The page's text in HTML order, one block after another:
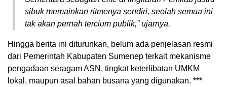
sibuk memainkan ritmenya sendiri, seolah semua ini
tak akan pernah tercium publik,” ujarnya.
Hingga berita ini diturunkan, belum ada penjelasan resmi
dari Pemerintah Kabupaten Sumenep terkait mekanisme
pengadaan seragam ASN, tingkat keterlibatan UMKM
lokal, maupun asal bahan busana yang digunakan. ***